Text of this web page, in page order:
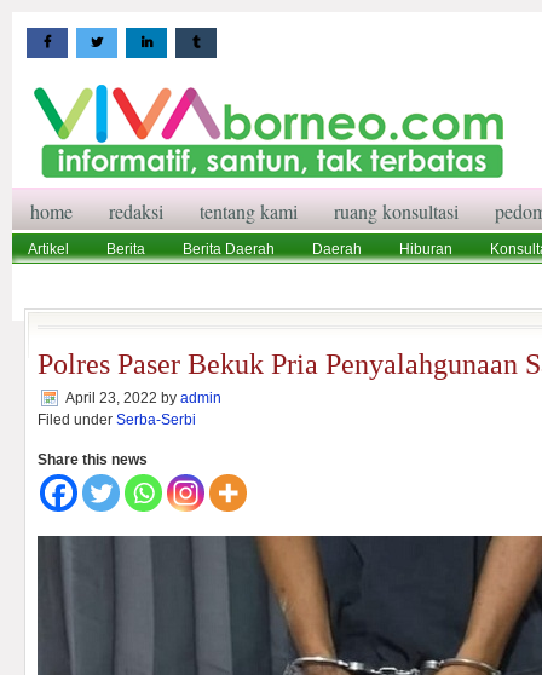
home redaksi tentang kami ruang konsultasi
Artikel Berita Berita Daerah Daerah Hiburan
Polres Paser Bekuk Pria Penyalahgunaan
April 23, 2022 by admin
Filed under Serba-Serbi
Share this news